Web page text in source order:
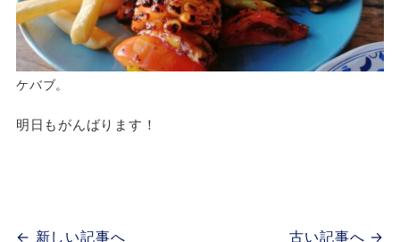
ケバブ。
明日もがんばります！
古い記事へ →
← 新しい記事へ